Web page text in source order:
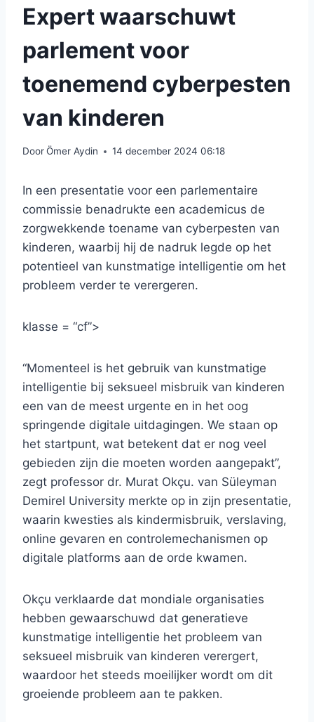
Expert waarschuwt
parlement voor
toenemend cyberpesten
van kinderen
DoorÖmer Aydin 14 december 2024 06:18
In een presentatie voor een parlementaire
commissie benadrukte een academicus de
zorgwekkende toename van cyberpesten van
kinderen, waarbij hij de nadruk legde op het
potentieel van kunstmatige intelligentie om het
probleem verder te verergeren.
klasse = “cf”>
“Momenteel is het gebruik van kunstmatige
intelligentie bij seksueel misbruik van kinderen
een van de meest urgente en in het oog
springende digitale uitdagingen. We staan ​​op
het startpunt, wat betekent dat er nog veel
gebieden zijn die moeten worden aangepakt”,
zegt professor dr. Murat Okçu. van Süleyman
Demirel University merkte op in zijn presentatie,
waarin kwesties als kindermisbruik, verslaving,
online gevaren en controlemechanismen op
digitale platforms aan de orde kwamen.
Okçu verklaarde dat mondiale organisaties
hebben gewaarschuwd dat generatieve
kunstmatige intelligentie het probleem van
seksueel misbruik van kinderen verergert,
waardoor het steeds moeilijker wordt om dit
groeiende probleem aan te pakken.